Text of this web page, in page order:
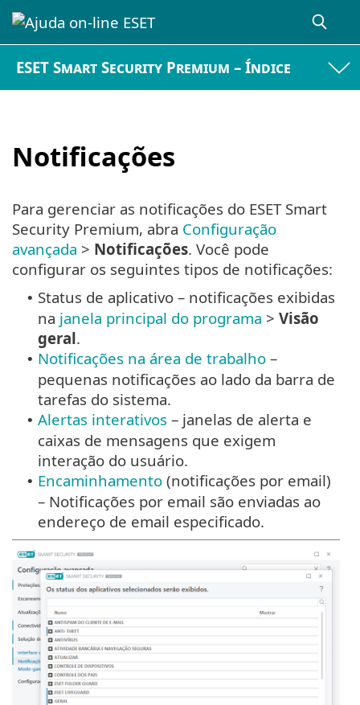
ESET Smart Security Premium – Índice
Notificações
Para gerenciar as notificações do ESET Smart
Security Premium, abra Configuração
avançada > Notificações. Você pode
configurar os seguintes tipos de notificações:
• Status de aplicativo – notificações exibidas
na janela principal do programa > Visão
geral.
• Notificações na área de trabalho –
pequenas notificações ao lado da barra de
tarefas do sistema.
• Alertas interativos – janelas de alerta e
caixas de mensagens que exigem
interação do usuário.
• Encaminhamento (notificações por email)
– Notificações por email são enviadas ao
endereço de email especificado.